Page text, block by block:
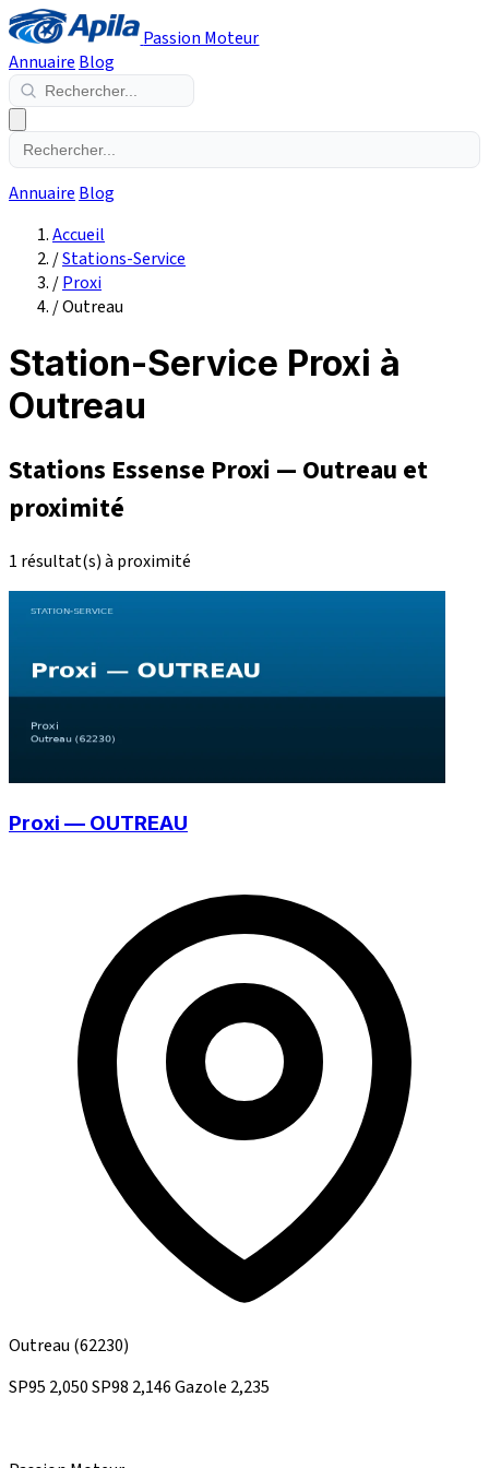
Passion Moteur
Annuaire Blog
Annuaire Blog
Accueil
/Stations-Service
/Proxi
/Outreau
Station-Service Proxi à
Outreau
Stations Essense Proxi — Outreau et
proximité
1 résultat(s) à proximité
Proxi — OUTREAU
Outreau (62230)
SP95 2,050SP98 2,146Gazole 2,235